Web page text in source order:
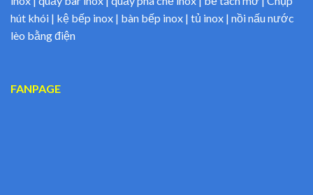
hút khói | kệ bếp inox | bàn bếp inox | tủ inox | nồi nấu nước
lèo bằng điện
FANPAGE